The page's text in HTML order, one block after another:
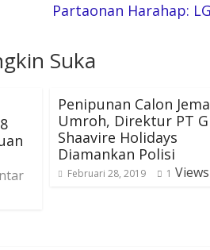
Partaonan Harahap:
Suka
Penipunan Calon
Umroh, Direktur PT
Shaavire Holidays
Diamankan Polisi
Februari 28, 2019 1 Views